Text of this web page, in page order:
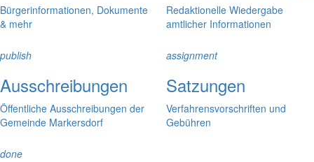
Bürgerinformationen, Dokumente
& mehr
Redaktionelle Wiedergabe
amtlicher Informationen
publish
Ausschreibungen
Öffentliche Ausschreibungen der
Gemeinde Markersdorf
assignment
Satzungen
Verfahrensvorschriften und
Gebühren
done